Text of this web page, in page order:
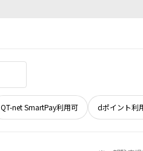
QT-net SmartPay利用可 dポイント利